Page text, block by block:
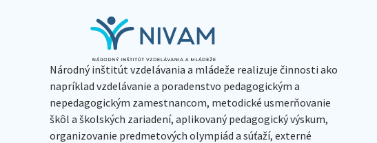
Národný inštitút vzdelávania a mládeže realizuje činnosti ako
napríklad vzdelávanie a poradenstvo pedagogickým a
nepedagogickým zamestnancom, metodické usmerňovanie
škôl a školských zariadení, aplikovaný pedagogický výskum,
organizovanie predmetových olympiád a súťaží, externé